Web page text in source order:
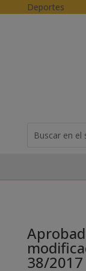
Skip to content
Deportes
for...
38/